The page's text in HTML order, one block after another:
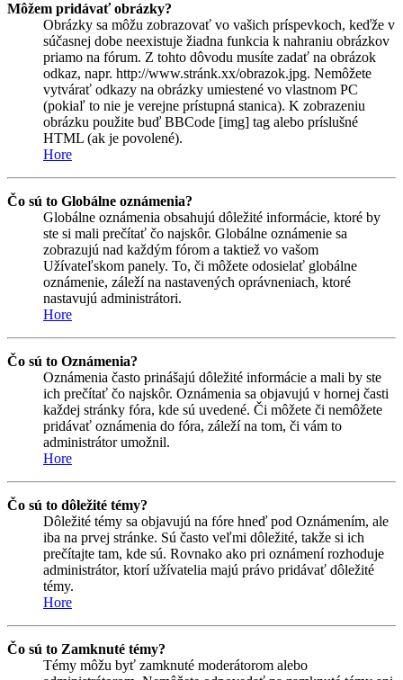
Môžem pridávať obrázky?
Obrázky sa môžu zobrazovať vo vašich príspevkoch, keďže v
súčasnej dobe neexistuje žiadna funkcia k nahraniu obrázkov
priamo na fórum. Z tohto dôvodu musíte zadať na obrázok
odkaz, napr. http://www.stránk.xx/obrazok.jpg. Nemôžete
vytvárať odkazy na obrázky umiestené vo vlastnom PC
(pokiaľ to nie je verejne prístupná stanica). K zobrazeniu
obrázku použite buď BBCode [img] tag alebo príslušné
HTML (ak je povolené).
Hore
Čo sú to Globálne oznámenia?
Globálne oznámenia obsahujú dôležité informácie, ktoré by
ste si mali prečítať čo najskôr. Globálne oznámenie sa
zobrazujú nad každým fórom a taktiež vo vašom
Užívateľskom panely. To, či môžete odosielať globálne
oznámenie, záleží na nastavených oprávneniach, ktoré
nastavujú administrátori.
Hore
Čo sú to Oznámenia?
Oznámenia často prinášajú dôležité informácie a mali by ste
ich prečítať čo najskôr. Oznámenia sa objavujú v hornej časti
každej stránky fóra, kde sú uvedené. Či môžete či nemôžete
pridávať oznámenia do fóra, záleží na tom, či vám to
administrátor umožnil.
Hore
Čo sú to dôležité témy?
Dôležité témy sa objavujú na fóre hneď pod Oznámením, ale
iba na prvej stránke. Sú často veľmi dôležité, takže si ich
prečítajte tam, kde sú. Rovnako ako pri oznámení rozhoduje
administrátor, ktorí užívatelia majú právo pridávať dôležité
témy.
Hore
Čo sú to Zamknuté témy?
Témy môžu byť zamknuté moderátorom alebo